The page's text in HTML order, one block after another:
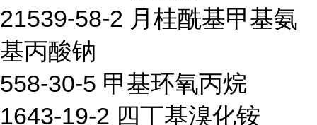
21539-58-2 月桂酰基甲基氨
基丙酸钠
558-30-5 甲基环氧丙烷
1643-19-2 四丁基溴化铵